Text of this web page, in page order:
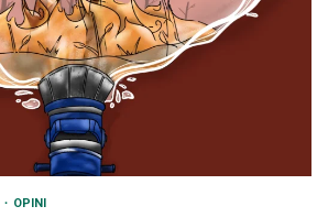
OPINI